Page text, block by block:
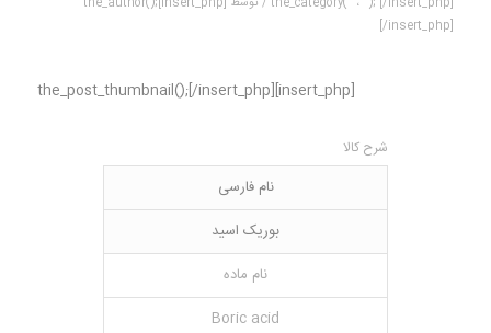
[/insert_php]
[insert_php]the_post_thumbnail();[/insert_php]
شرح کالا
نام فارسی
بوریک اسید
نام ماده
Boric acid